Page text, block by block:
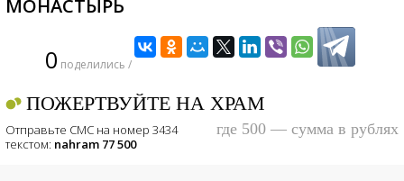
МОНАСТЫРЬ
0 поделились /
ПОЖЕРТВУЙТЕ НА ХРАМ
Отправьте СМС на номер 3434
текстом: nahram 77 500
где 500 — сумма в рублях